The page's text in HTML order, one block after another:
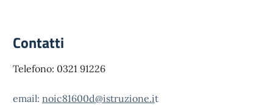
Contatti
Telefono: 0321 91226
email: noic81600d@istruzione.it